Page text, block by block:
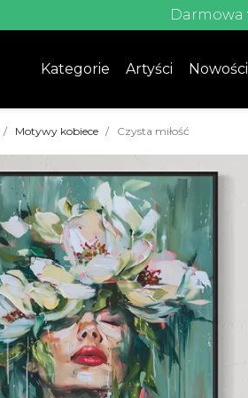
Darmowa
Kategorie Artyści Nowości
Motywy kobiece Czysta miłość